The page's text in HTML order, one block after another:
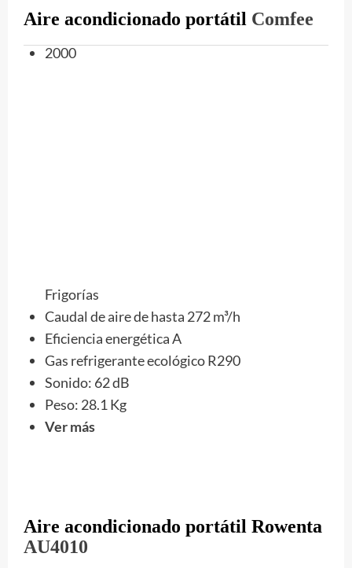
Aire acondicionado portátil Comfee
2000
Frigorías
Caudal de aire de hasta 272 m³/h
Eficiencia energética A
Gas refrigerante ecológico R290
Sonido: 62 dB
Peso: 28.1 Kg
Ver más
Aire acondicionado portátil Rowenta
AU4010